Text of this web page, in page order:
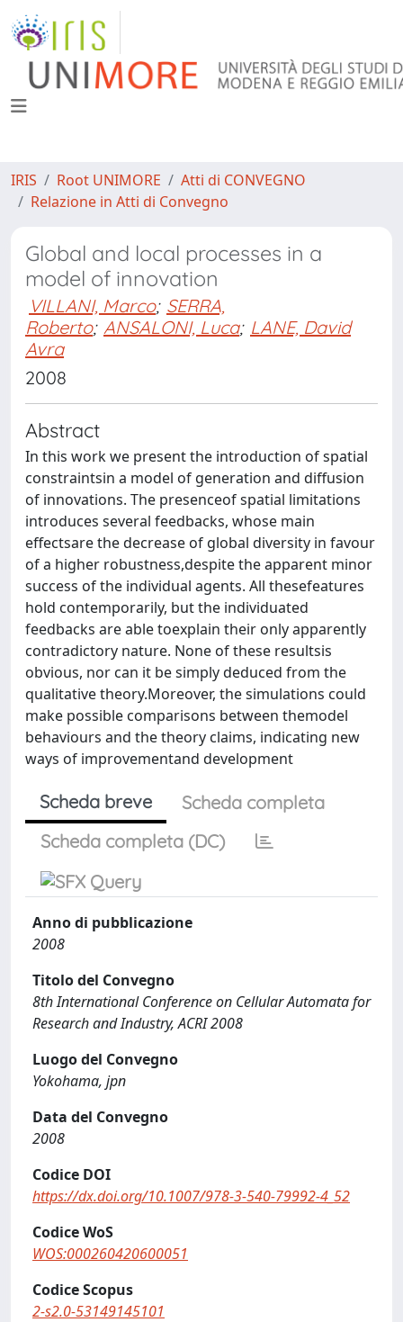
IRIS Root UNIMORE
Atti di CONVEGNO
Relazione in Atti di Convegno
Global and local processes in a
model of innovation
VILLANI, Marco; SERRA,
Roberto; ANSALONI, Luca; LANE, David
Avra
2008
Abstract
In this work we present the introduction of spatial
constraintsin a model of generation and diffusion
of innovations. The presenceof spatial limitations
introduces several feedbacks, whose main
effectsare the decrease of global diversity in favour
of a higher robustness,despite the apparent minor
success of the individual agents. All thesefeatures
hold contemporarily, but the individuated
feedbacks are able toexplain their only apparently
contradictory nature. None of these resultsis
obvious, nor can it be simply deduced from the
qualitative theory.Moreover, the simulations could
make possible comparisons between themodel
behaviours and the theory claims, indicating new
ways of improvementand development
Scheda breve
Scheda completa
Scheda completa (DC)
Anno di pubblicazione
2008
Titolo del Convegno
8th International Conference on Cellular Automata for
Research and Industry, ACRI 2008
Luogo del Convegno
Yokohama, jpn
Data del Convegno
2008
Codice DOI
https://dx.doi.org/10.1007/978-3-540-79992-4_52
Codice WoS
WOS:000260420600051
Codice Scopus
2-s2.0-53149145101